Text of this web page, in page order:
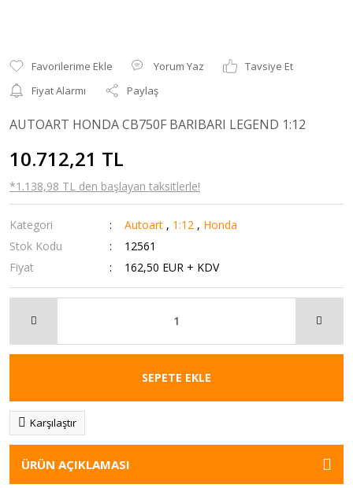
Yorum Yaz
Tavsiye Et
Fiyat Alarmı
Paylaş
AUTOART HONDA CB750F BARIBARI LEGEND 1:12
10.712,21 TL
*1.138,98 TL den başlayan taksitlerle!
Kategori Autoart , 1:12 , Honda
Stok Kodu
12561
Fiyat
162,50 EUR + KDV
SEPETE EKLE
Karşılaştır
ÜRÜN AÇIKLAMASI